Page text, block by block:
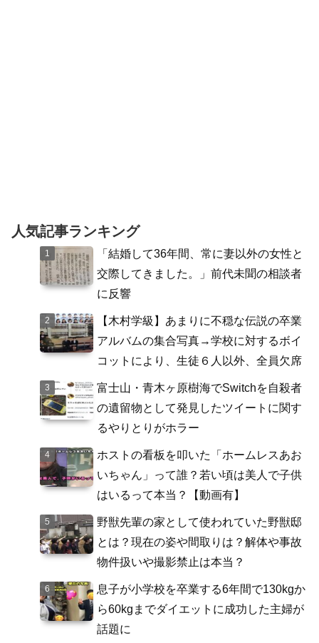
人気記事ランキング
「結婚して36年間、常に妻以外の女性と
交際してきました。」前代未聞の相談者
に反響
【木村学級】あまりに不穏な伝説の卒業
アルバムの集合写真→学校に対するボイ
コットにより、生徒６人以外、全員欠席
富士山・青木ヶ原樹海でSwitchを自殺者
の遺留物として発見したツイートに関す
るやりとりがホラー
ホストの看板を叩いた「ホームレスあお
いちゃん」って誰？若い頃は美人で子供
はいるって本当？【動画有】
野獣先輩の家として使われていた野獣邸
とは？現在の姿や間取りは？解体や事故
物件扱いや撮影禁止は本当？
息子が小学校を卒業する6年間で130kgか
ら60kgまでダイエットに成功した主婦が
話題に